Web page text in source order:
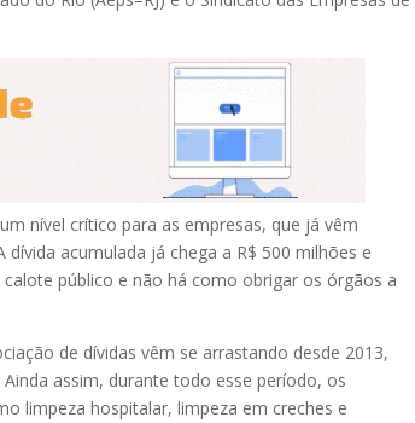
nível crítico para as empresas, que já vêm
acumulada já chega a R$ 500 milhões e
público e não há como obrigar os órgãos a
de dívidas vêm se arrastando desde 2013,
assim, durante todo esse período, os
limpeza hospitalar, limpeza em creches e